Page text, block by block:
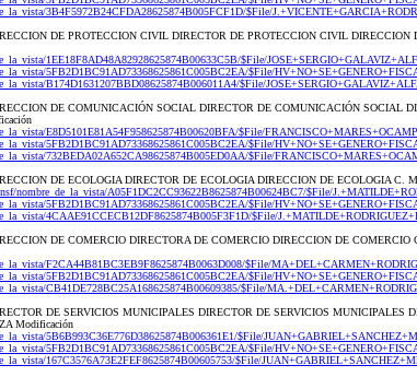
3B4F5972B24CFDA28625874B005FCF1D/$File/
DE PROTECCION CIVIL DIRECTOR DE PROTECCION CIVIL
1EE18F8AD48A82928625874B00633C5B/$File/
5FB2D1BC91AD73368625861C005BC2EA/$File/
B174D1631207BBD08625874B006011A4/$File/
DE COMUNICACIÓN SOCIAL DIRECTOR DE COMUNICACIÓN SOCIAL
E8D5101E81A54F958625874B00620BFA/$File/
5FB2D1BC91AD73368625861C005BC2EA/$File/
732BEDA02A652CA98625874B005ED0AA/$File/
DE ECOLOGIA DIRECTOR DE ECOLOGIA DIRECCION DE ECOLOGIA C.
nombre_de_la_vista/A05F1DC2CC93622B8625874B00624BC7/$File/
5FB2D1BC91AD73368625861C005BC2EA/$File/
4CAAE91CCECB12DF8625874B005F3F1D/$File/
DE COMERCIO DIRECTORA DE COMERCIO DIRECCION DE
F2CA44B81BC3EB9F8625874B0063D008/$File/
5FB2D1BC91AD73368625861C005BC2EA/$File/
CB41DE728BC25A168625874B00609385/$File/
DE SERVICIOS MUNICIPALES DIRECTOR DE SERVICIOS MUNICIPALES
Modificación
5B6B993C36E776D38625874B006361E1/$File/
5FB2D1BC91AD73368625861C005BC2EA/$File/
167C3576A73E2FEF8625874B00605753/$File/